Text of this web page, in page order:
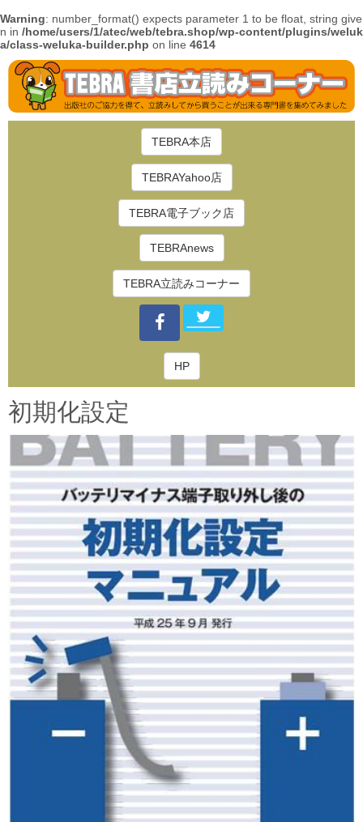
Warning: number_format() expects parameter 1 to be float, string give
n in /home/users/1/atec/web/tebra.shop/wp-content/plugins/weluk
a/class-weluka-builder.php on line 4614
TEBRA本店
TEBRAYahoo店
TEBRA電子ブック店
TEBRAnews
TEBRA立読みコーナー
HP
初期化設定